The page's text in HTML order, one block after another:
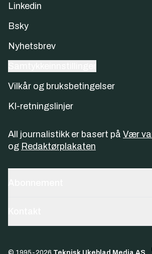
Linkedin
Bsky
Nyhetsbrev
Vilkår og bruksbetingelser
KI-retningslinjer
All journalistikk er basert på Vær
og Redaktørplakaten